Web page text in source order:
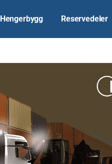
Hengerbygg Reservedeler